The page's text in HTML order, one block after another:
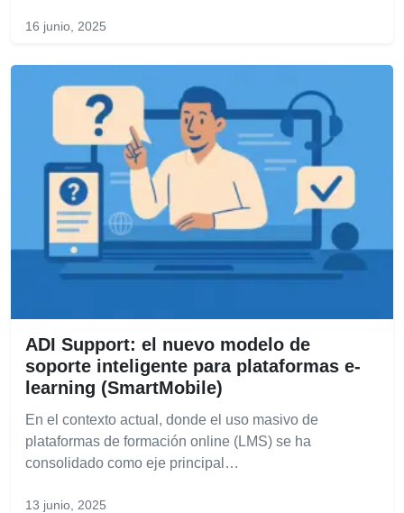
16 junio, 2025
ADI Support: el nuevo modelo de
soporte inteligente para plataformas e-
learning (SmartMobile)
En el contexto actual, donde el uso masivo de
plataformas de formación online (LMS) se ha
consolidado como eje principal…
13 junio, 2025